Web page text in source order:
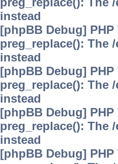
instead
[phpBB Debug] PHP
preg_replace(): The
instead
[phpBB Debug] PHP
preg_replace(): The
instead
[phpBB Debug] PHP
preg_replace(): The
instead
[phpBB Debug] PHP